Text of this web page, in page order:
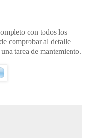
con todos los
comprobar al detalle
tarea de mantemiento.